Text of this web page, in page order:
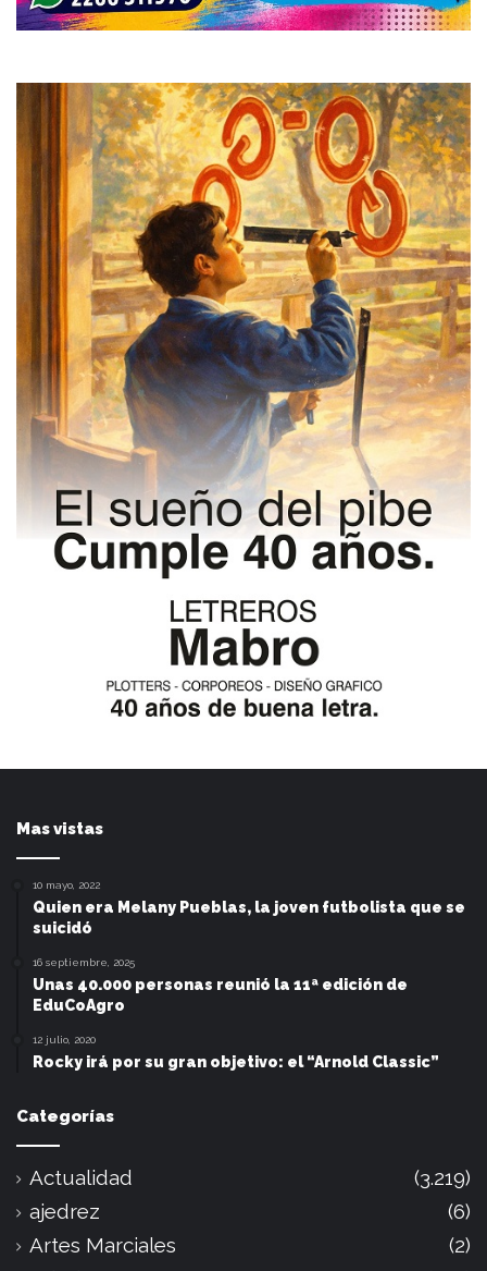
Mas vistas
10 mayo, 2022
Quien era Melany Pueblas, la joven futbolista que se
suicidó
16 septiembre, 2025
Unas 40.000 personas reunió la 11ª edición de
EduCoAgro
12 julio, 2020
Rocky irá por su gran objetivo: el “Arnold Classic”
Categorías
Actualidad
(3.219)
ajedrez
(6)
Artes Marciales
(2)